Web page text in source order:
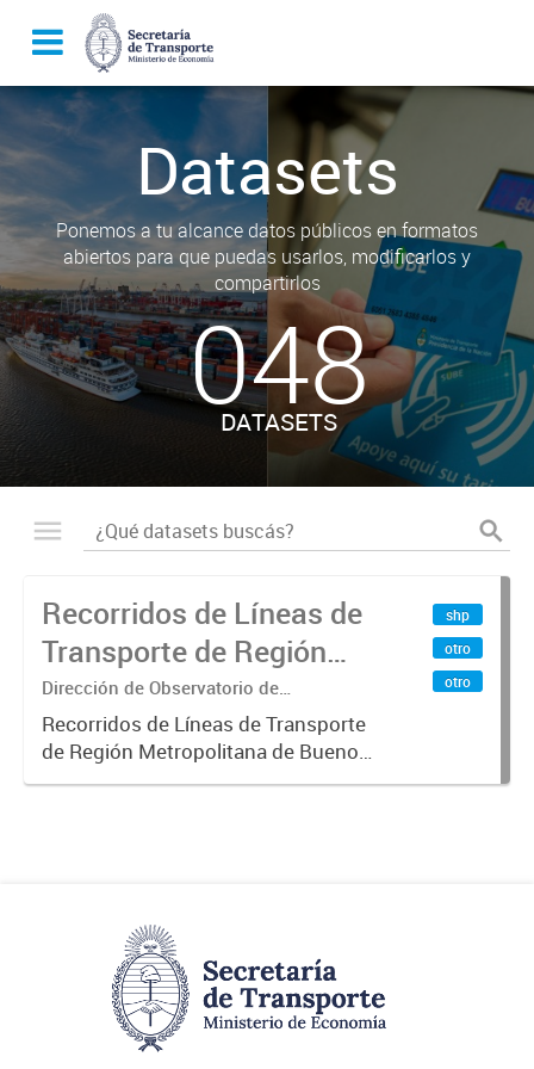
Datasets
Ponemos a tu alcance datos públicos en formatos
abiertos para que puedas usarlos, modificarlos y
compartirlos
048
DATASETS
Recorridos de Líneas de
Transporte de Región
Metropolitana de
Buenos Aires (RMBA)
Dirección de Observatorio de
Transporte, Estudio y Sistemas
Recorridos de Líneas de Transporte
de Región Metropolitana de Buenos
Aires (RMBA).-
shp
otro
otro